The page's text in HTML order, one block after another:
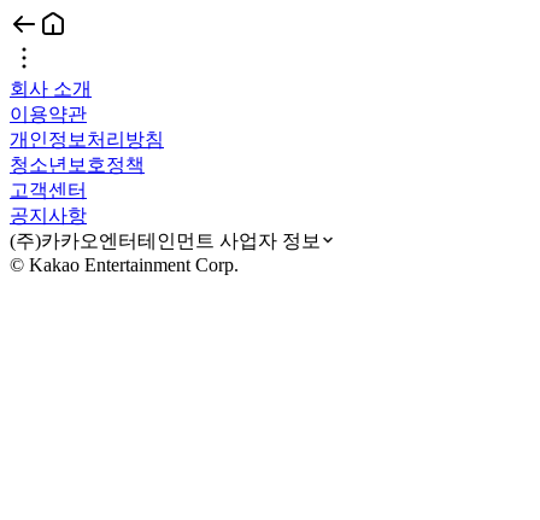
회사 소개
이용약관
개인정보처리방침
청소년보호정책
고객센터
공지사항
(주)카카오엔터테인먼트 사업자 정보
© Kakao Entertainment Corp.